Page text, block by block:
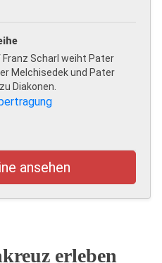
Scharl weiht Pater
Melchisedek und Pater
Diakonen.
ansehen
erleben